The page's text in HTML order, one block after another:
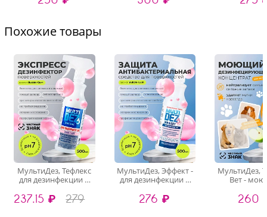
блестки и др), 1 шт
Похожие товары
МультиДез, Тефлекс
для дезинфекции и
Бабл Гам (триггер),
500 мл
237.15 ₽ 279
МультиДез, Эффект -
для дезинфекции и
бабл гам (триггер),
500 мл
276 ₽
МультиДез,
Вет -
концентрат
500
260